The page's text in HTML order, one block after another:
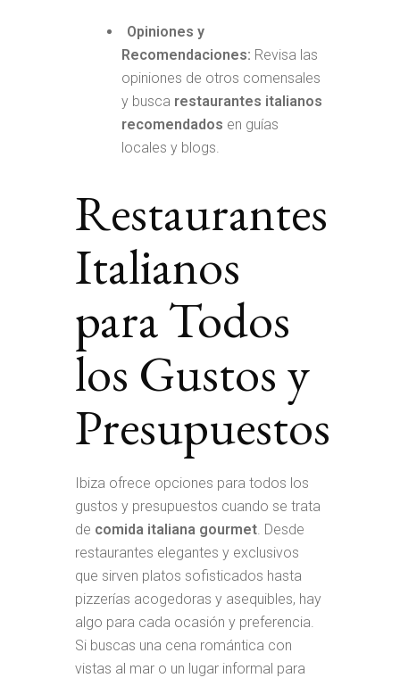
Opiniones y
Recomendaciones: Revisa las
opiniones de otros comensales
y busca restaurantes italianos
recomendados en guías
locales y blogs.
Restaurantes
Italianos
para Todos
los Gustos y
Presupuestos
Ibiza ofrece opciones para todos los
gustos y presupuestos cuando se trata
de comida italiana gourmet . Desde
restaurantes elegantes y exclusivos
que sirven platos sofisticados hasta
pizzerías acogedoras y asequibles, hay
algo para cada ocasión y preferencia.
Si buscas una cena romántica con
vistas al mar o un lugar informal para